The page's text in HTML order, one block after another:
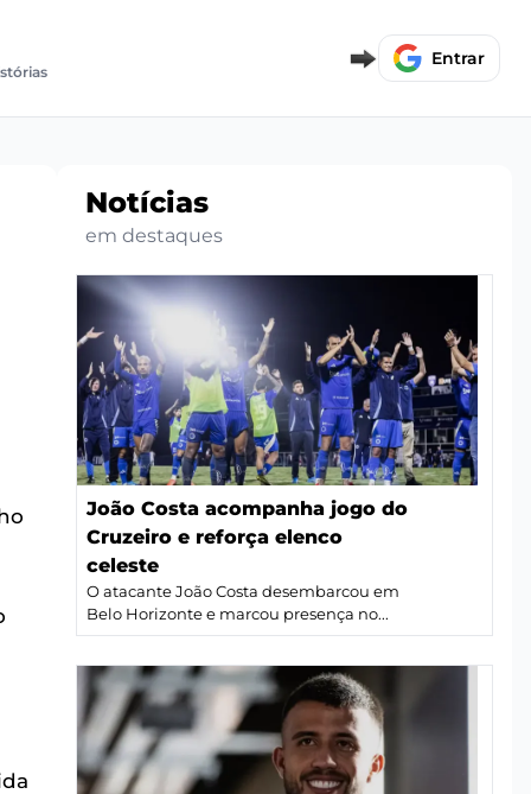
Entrar
Notícias
em destaques
João Costa acompanha jogo do
Cruzeiro e reforça elenco
celeste
O atacante João Costa desembarcou em
Belo Horizonte e marcou presença no...